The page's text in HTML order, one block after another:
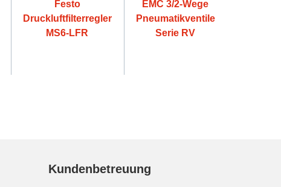
Festo
Druckluftfilterregler
MS6-LFR
EMC 3/2-Wege
Pneumatikventile
Serie RV
Kundenbetreuung